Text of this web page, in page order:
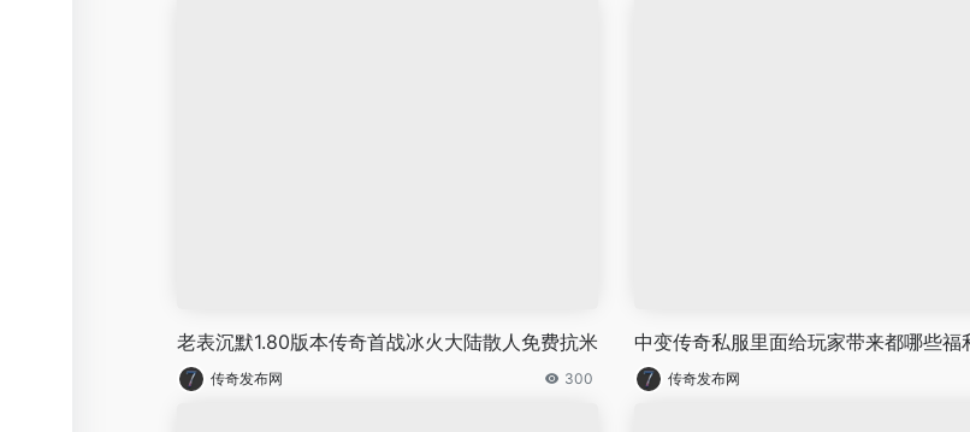
老表沉默1.80版本传奇首战冰火大陆散人免费抗米
传奇发布网 300
中变传奇私服里面给玩家带来都哪些福
传奇发布网